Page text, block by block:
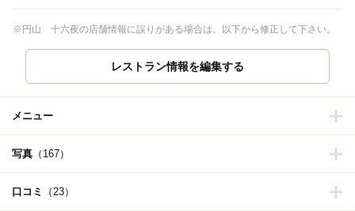
※円山 十六夜の店舗情報に誤りがある場合は、以下から修正して下さい。
レストラン情報を編集する
メニュー
写真 （167）
口コミ （23）